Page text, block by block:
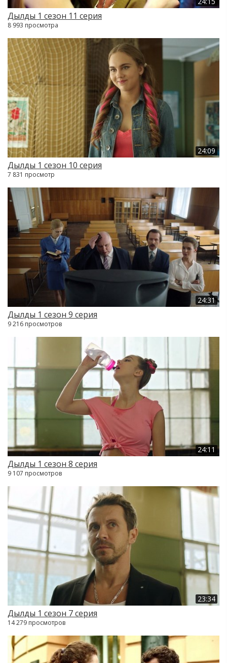
Дылды 1 сезон 11 серия
8 993 просмотра
24:09
Дылды 1 сезон 10 серия
7 831 просмотр
24:31
Дылды 1 сезон 9 серия
9 216 просмотров
24:11
Дылды 1 сезон 8 серия
9 107 просмотров
23:34
Дылды 1 сезон 7 серия
14 279 просмотров